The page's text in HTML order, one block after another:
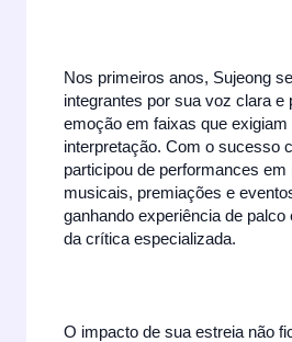
Nos primeiros anos, Sujeong
integrantes por sua voz clara e
emoção em faixas que exigiam
interpretação. Com o sucesso
participou de performances em
musicais, premiações e
ganhando experiência de
da crítica especializada.
O impacto de sua estreia não